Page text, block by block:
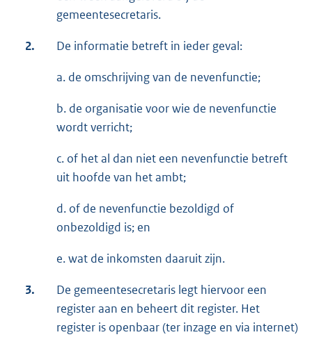
gemeentesecretaris.
2. De informatie betreft in ieder geval:
a. de omschrijving van de nevenfunctie;
b. de organisatie voor wie de nevenfunctie
wordt verricht;
c. of het al dan niet een nevenfunctie betreft
uit hoofde van het ambt;
d. of de nevenfunctie bezoldigd of
onbezoldigd is; en
e. wat de inkomsten daaruit zijn.
3.
De gemeentesecretaris legt hiervoor een
register aan en beheert dit register. Het
register is openbaar (ter inzage en via internet)